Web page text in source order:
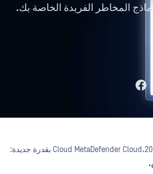
المخاطر الفريدة الخاصة بك.